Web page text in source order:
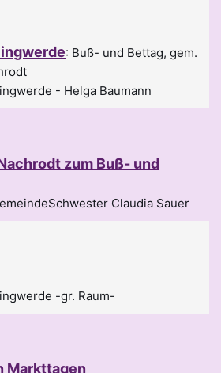
: Buß- und Bettag, gem.
Helga Baumann
zum Buß- und
Claudia Sauer
-gr. Raum-
Markttagen